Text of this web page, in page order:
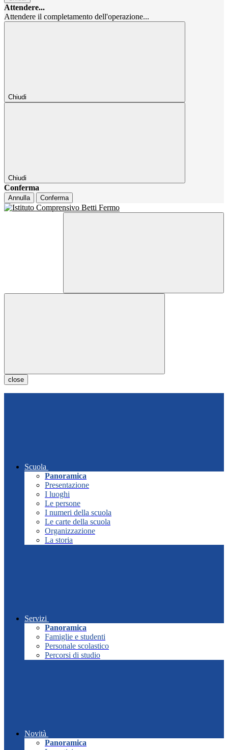
Attendere...
Attendere il completamento dell'operazione...
Chiudi
Chiudi
Conferma
Annulla Conferma
close
Scuola
Panoramica
Presentazione
I luoghi
Le persone
I numeri della scuola
Le carte della scuola
Organizzazione
La storia
Servizi
Panoramica
Famiglie e studenti
Personale scolastico
Percorsi di studio
Novità
Panoramica